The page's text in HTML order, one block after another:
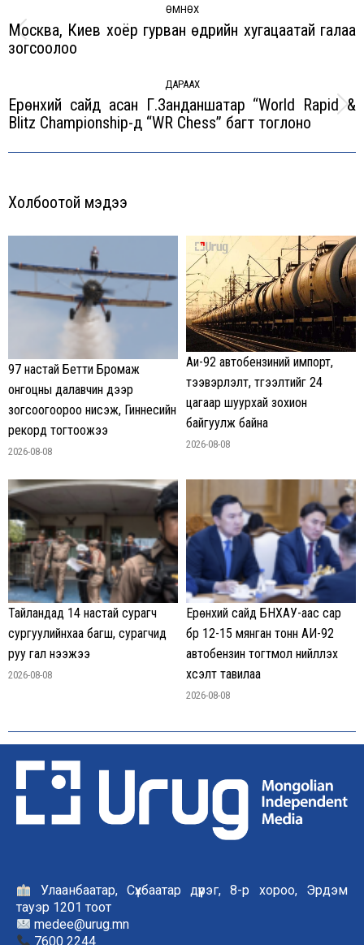
ӨМНӨХ
Previous
Москва, Киев хоёр гурван өдрийн хугацаатай галаа
зогсоолоо
ДАРААХ
Next
Ерөнхий сайд асан Г.Занданшатар “World Rapid &
Blitz Championship-д “WR Chess” багт тоглоно
Холбоотой мэдээ
97 настай Бетти Бромаж
онгоцны далавчин дээр
зогсоогоороо нисэж, Гиннесийн
рекорд тогтоожээ
2026-08-08
Аи-92 автобензиний импорт,
тээвэрлэлт, түгээлтийг 24
цагаар шуурхай зохион
байгуулж байна
2026-08-08
Тайландад 14 настай сурагч
сургуулийнхаа багш, сурагчид
руу гал нээжээ
2026-08-08
Ерөнхий сайд БНХАУ-аас сар
бүр 12-15 мянган тонн АИ-92
автобензин тогтмол нийлүүлэх
хүсэлт тавилаа
2026-08-08
Улаанбаатар, Сүхбаатар дүүрэг, 8-р хороо, Эрдэм
тауэр 1201 тоот
medee@urug.mn
7600 2244